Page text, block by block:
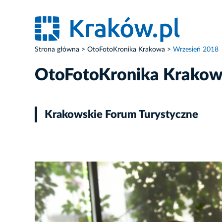
Strona główna OtoFotoKronika Krakowa Wrzesień 2018
OtoFotoKronika
Krakowskie Forum Turystyczne